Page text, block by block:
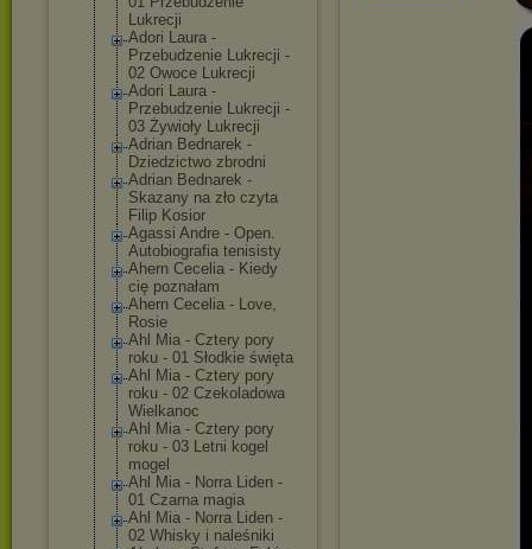
Lukrecji
Adori Laura -
Przebudzenie Lukrecji -
02 Owoce Lukrecji
Adori Laura -
Przebudzenie Lukrecji -
03 Żywioły Lukrecji
Adrian Bednarek -
Dziedzictwo zbrodni
Adrian Bednarek -
Skazany na zło czyta
Filip Kosior
Agassi Andre - Open.
Autobiografia tenisisty
Ahern Cecelia - Kiedy
cię poznałam
Ahern Cecelia - Love,
Rosie
Ahl Mia - Cztery pory
roku - 01 Słodkie święta
Ahl Mia - Cztery pory
roku - 02 Czekoladowa
Wielkanoc
Ahl Mia - Cztery pory
roku - 03 Letni kogel
mogel
Ahl Mia - Norra Liden -
01 Czarna magia
Ahl Mia - Norra Liden -
02 Whisky i naleśniki